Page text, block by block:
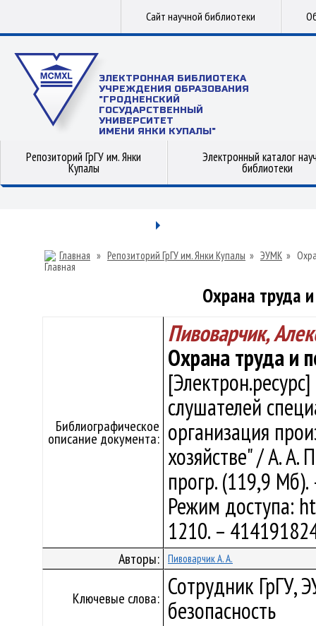
Сайт научной библиотеки
ЭЛЕКТРОННАЯ БИБЛИОТЕКА
УЧРЕЖДЕНИЯ ОБРАЗОВАНИЯ
"ГРОДНЕНСКИЙ
ГОСУДАРСТВЕННЫЙ
УНИВЕРСИТЕТ
ИМЕНИ ЯНКИ КУПАЛЫ"
Репозиторий ГрГУ им. Янки
Купалы
Электронный каталог
библиотеки
Главная » Репозиторий ГрГУ им. Янки Купалы » ЭУМК »
Охрана труда
Библиографическое
описание документа:
Пивоварчик,
Охрана труда и
слушателей
организация
хозяйстве" / А. А.
прогр. (119,9
Режим доступа:
1210. –
Авторы: Пивоварчик А. А.
Ключевые слова: Сотрудник ГрГУ,
безопасность